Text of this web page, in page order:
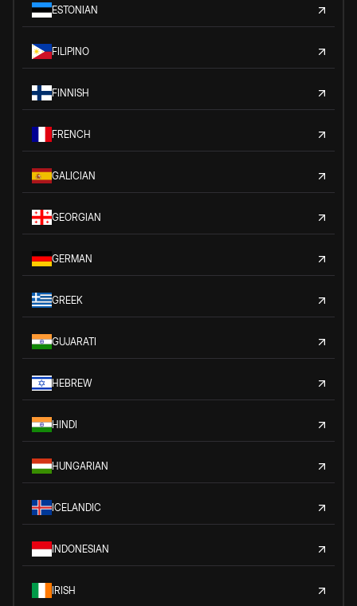
ESTONIAN
FILIPINO
FINNISH
FRENCH
GALICIAN
GEORGIAN
GERMAN
GREEK
GUJARATI
HEBREW
HINDI
HUNGARIAN
ICELANDIC
INDONESIAN
IRISH